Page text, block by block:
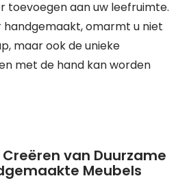
toevoegen aan uw leefruimte.
handgemaakt, omarmt u niet
maar ook de unieke
met de hand kan worden
van Duurzame
Meubels